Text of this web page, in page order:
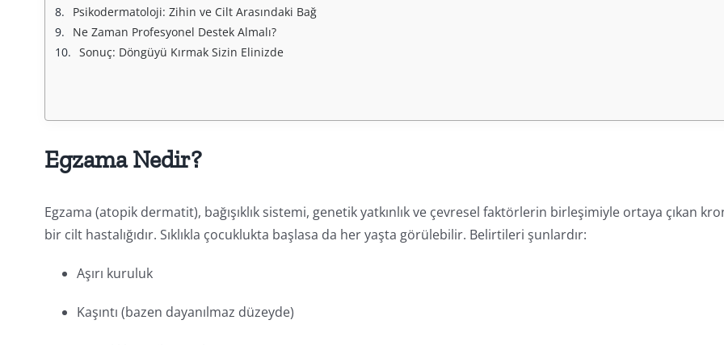
Psikodermatoloji: Zihin ve Cilt Arasındaki Bağ
Ne Zaman Profesyonel Destek Almalı?
Sonuç: Döngüyü Kırmak Sizin Elinizde
Egzama Nedir?
Egzama (atopik dermatit), bağışıklık sistemi, genetik yatkınlık ve çevresel faktörlerin birleşimiyle ortaya çıkan
bir cilt hastalığıdır. Sıklıkla çocuklukta başlasa da her yaşta görülebilir. Belirtileri şunlardır:
Aşırı kuruluk
Kaşıntı (bazen dayanılmaz düzeyde)